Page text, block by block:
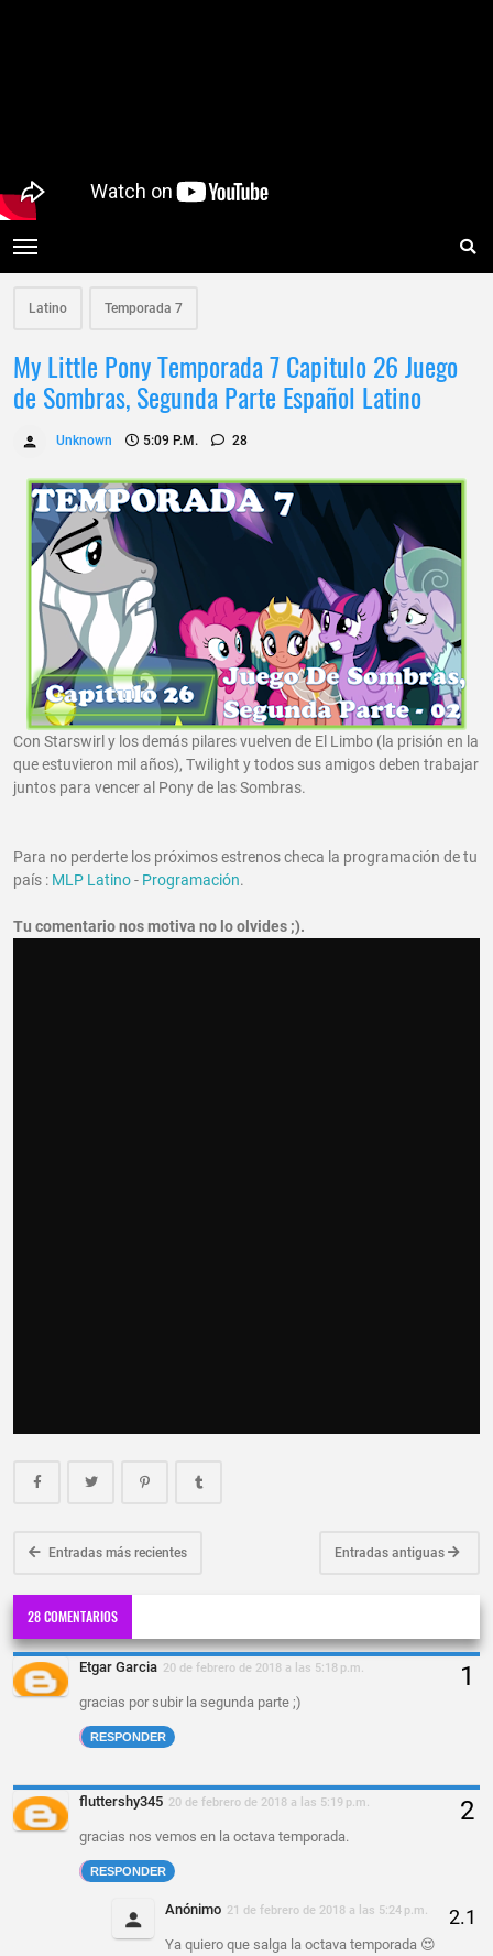
Latino Temporada 7
My Little Pony Temporada 7 Capitulo 26 Juego
de Sombras, Segunda Parte Español Latino
Unknown 5:09 P.m. 28
Con Starswirl y los demás pilares vuelven de El Limbo (la prisión en la
que estuvieron mil años), Twilight y todos sus amigos deben trabajar
juntos para vencer al Pony de las Sombras.
Para no perderte los próximos estrenos checa la programación de tu
país : MLP Latino- Programación.
Tu comentario nos motiva no lo olvides ;).
Entradas más recientes Entradas antiguas
28 COMENTARIOS
Etgar Garcia 20 de febrero de 2018 a las 5:18 p.m.
gracias por subir la segunda parte ;)
RESPONDER
fluttershy345 20 de febrero de 2018 a las 5:19 p.m.
gracias nos vemos en la octava temporada.
RESPONDER
Anónimo 21 de febrero de 2018 a las 5:24 p.m.
Ya quiero que salga la octava temporada 😍